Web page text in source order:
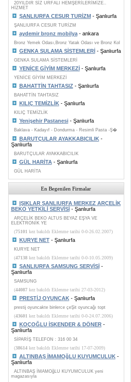
20YILDIR SİZ URFALI HEMŞERİLERİMİZE..
HİZMET
ŞANLIURFA CESUR TURİZM- Şanlıurfa
ŞANLIURFA CESUR TURİZM
aydemir bronz mobilya- ankara
Bronz Yemek Odası,Bronz Yatak Odası ve Bronz Kol
GENKA SULAMA SİSTEMLERİ- Şanlıurfa
GENKA SULAMA SİSTEMLERİ
YENİCE GİYİM MERKEZİ- Şanlıurfa
YENİCE GİYİM MERKEZİ
BAHATTİN TAHTASIZ- Şanlıurfa
BAHATTİN TAHTASIZ
KILIÇ TEMİZLİK- Şanlıurfa
KILIÇ TEMİZLİK
Yenişehir Pastanesi- Şanlıurfa
Baklava - Kadayıf - Dondurma - Resimli Pasta -Ş�
BARUTÇULAR AYAKKABICILIK-
Şanlıurfa
BARUTÇULAR AYAKKABICILIK
GÜL HARİTA - Şanlıurfa
GÜL HARİTA
En Begenilen Firmalar
IŞIKLAR ŞANLIURFA MERKEZ ARÇELİK
BEKO YETKİLİ SERVİSİ- Şanlıurfa
ARÇELİK BEKO ALTUS BEYAZ EŞYA VE
ELEKTRONİK YE
(75101 kez bakıldı Eklenme tarihi 0-0-26.02.2007)
KURYE NET- Şanlıurfa
KURYE NET
(47138kez bakıldı Eklenme tarihi 0-0-10.05.2009)
ŞANLIURFA SAMSUNG SERVİSİ-
Şanlıurfa
SAMSUNG
(44087kez bakıldı Eklenme tarihi 27-03-2012)
PRESTİJ OYUNCAK- Şanlıurfa
prestij oyuncakte binlerce çeŞit oyuncağı topt
(43601 kez bakıldı Eklenme tarihi 0-0-24.07.2006)
KOÇOĞLU İSKENDER & DÖNER-
Şanlıurfa
SİPARİŞ TELEFON : 316 00 34
(38614kez bakıldı Eklenme tarihi 17-07-2009)
ALTINBAŞ İMAMOğLU KUYUMCULUK-
Şanlıurfa
ALTINBAŞ İMAMOğLU KUYUMCULUK yeni
magazasıyla